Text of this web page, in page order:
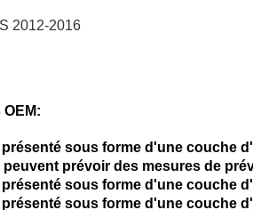
2012-2016
sous forme d'une couche
peuvent prévoir des mesures de
sous forme d'une couche
sous forme d'une couche